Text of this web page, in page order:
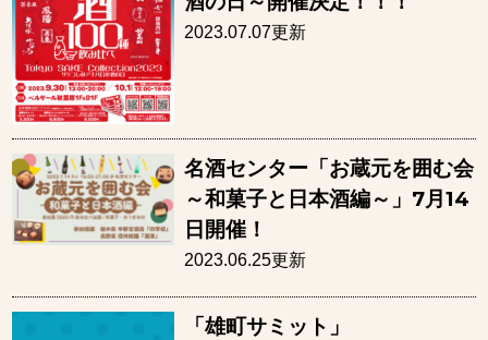
2023.07.07更新
名酒センター「お蔵元を囲む会
～和菓子と日本酒編～」7月14
日開催！
2023.06.25更新
「雄町サミット」